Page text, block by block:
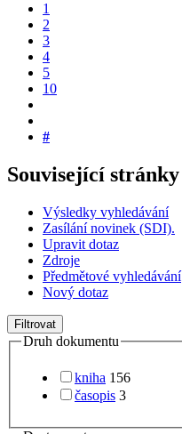
1
2
3
4
5
10
#
Související stránky
Výsledky vyhledávání
Zasílání novinek (SDI).
Upravit dotaz
Zdroje
Předmětové vyhledávání
Nový dotaz
Filtrovat
Druh dokumentu
kniha 156
časopis 3